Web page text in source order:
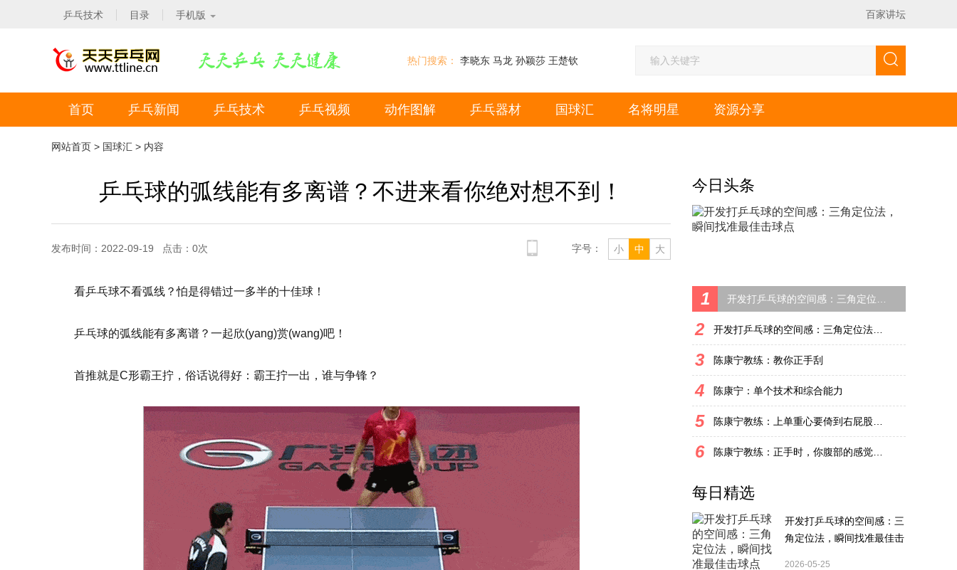
乒乓技术 目录 手机版 百家讲坛
热门搜索： 李晓东 马龙 孙颖莎 王楚钦
首页 乒乓新闻 乒乓技术 乒乓视频 动作图解 乒乓器材 国球汇 名将明星 资源分享
网站首页 > 国球汇 > 内容
乒乓球的弧线能有多离谱？不进来看你绝对想不到！
发布时间：2022-09-19 点击： 0次 小 中 大
字号：
看乒乓球不看弧线？怕是得错过一多半的十佳球！
乒乓球的弧线能有多离谱？一起欣(yang)赏(wang)吧！
首推就是C形霸王拧，俗话说得好：霸王拧一出，谁与争锋？
今日头条
1
2
3 陈康宁教练：教你正手刮
4 陈康宁：单个技术和综合能力
5
6
每日精选
开发打乒乓球的空间感：三
角定位法，瞬间找准最佳击
2026-05-25